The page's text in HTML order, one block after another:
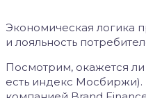
Экономическая логика
и лояльность
Посмотрим, окажется
есть индекс Мосбиржи).